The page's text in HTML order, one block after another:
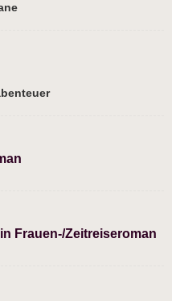
Frauen-/Zeitreiseroman